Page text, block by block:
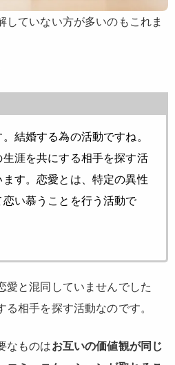
していない方が多いのもこれま
結婚する為の活動ですね。
涯を共にする相手を探す活
す。恋愛とは、特定の異性
い慕うことを行う活動で
愛と混同していませんでした
る相手を探す活動なのです。
なものはお互いの価値観が同じ